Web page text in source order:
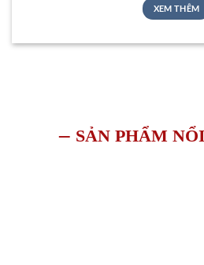
XEM THÊM
– SẢN PHẨM